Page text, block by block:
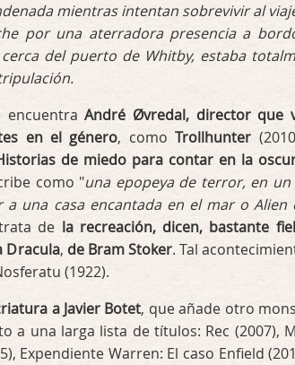
mientras intentan sobrevivir al
por una aterradora presencia a
del puerto de Whitby, estaba
encuentraAndré Øvredal, director que
en el género, comoTrollhunter
de miedo para contar en la
como "una epopeya de terror, en un
a una casa encantada en el mar o Alien
de la recreación, dicen, bastante
Dracula, de Bram Stoker. Tal
(1922).
a Javier Botet, que añade otro
a una larga lista de títulos: Rec (2007),
Expendiente Warren: El caso Enfield